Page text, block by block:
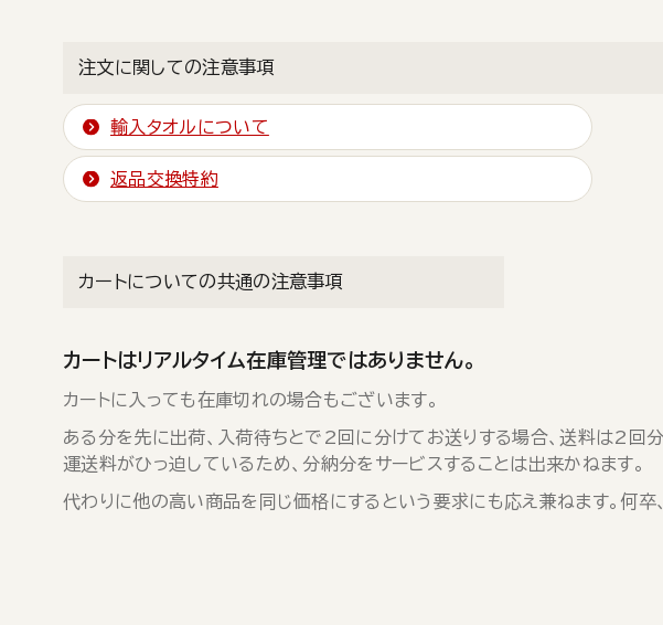
注文に関しての注意事項
輸入タオルについて
返品交換特約
カートについての共通の注意事項
カートはリアルタイム在庫管理ではありません。
カートに入っても在庫切れの場合もございます。
ある分を先に出荷、入荷待ちとで2回に分けてお送りする場合、送料は2回分
運送料がひっ迫しているため、分納分をサービスすることは出来かねます。
代わりに他の高い商品を同じ価格にするという要求にも応え兼ねます。何卒